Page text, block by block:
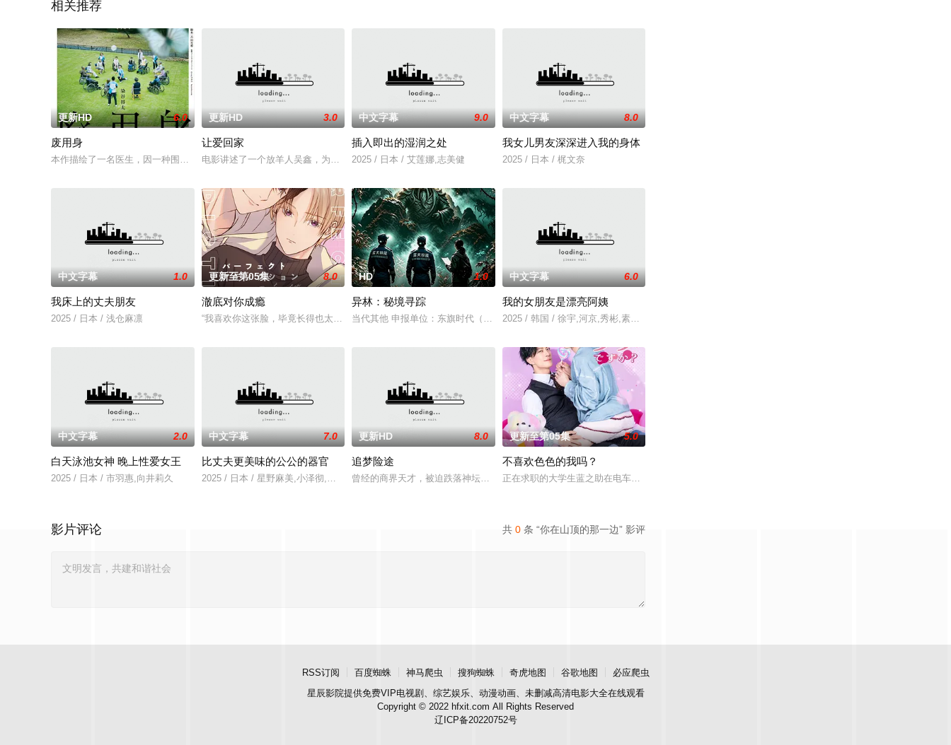
相关推荐
更新HD 6.0
废用身
本作描绘了一名医生，因一种围绕“废用身”——因瘫痪等原因已无恢复可能的四肢——的治疗方法，而一步步踏入在追求理想
更新HD 3.0
让爱回家
电影讲述了一个放羊人吴鑫，为两只羊和他人发生冲突，失手将对方打死，被判处无期徒刑后，吴鑫在监狱的十几年间，一直表
中文字幕 9.0
插入即出的湿润之处
2025 / 日本 / 艾莲娜,志美健
中文字幕 8.0
我女儿男友深深进入我的身体
2025 / 日本 / 梶文奈
中文字幕 1.0
我床上的丈夫朋友
2025 / 日本 / 浅仓麻凛
更新至第05集 8.0
澈底对你成瘾
“我喜欢你这张脸，毕竟长得也太好看了吧。”
HD 1.0
异林：秘境寻踪
当代其他 申报单位：东旗时代（北京）影视文化传媒有限公司
中文字幕 6.0
我的女朋友是漂亮阿姨
2025 / 韩国 / 徐宇,河京,秀彬,素美,崔敏浩,时宇,金东宇,韩蔚
中文字幕 2.0
白天泳池女神 晚上性爱女王
2025 / 日本 / 市羽惠,向井莉久
中文字幕 7.0
比丈夫更美味的公公的器官
2025 / 日本 / 星野麻美,小泽彻,有村望海
更新HD 8.0
追梦险途
曾经的商界天才，被迫跌落神坛。被那微不足道的成就麻醉过后他该如何面对现实，能改变他的命运的是谁？什么才是生命价值
更新至第05集 5.0
不喜欢色色的我吗？
正在求职的大学生蓝之助在电车上遭遇危机，幸得帅气大叔奥海出手相救，蓝之助因此悄然心动。然而，当他
共 0 条 “你在山顶的那一边” 影评
影片评论
RSS订阅 百度蜘蛛 神马爬虫 搜狗蜘蛛 奇虎地图 谷歌地图
必应爬虫
星辰影院提供免费VIP电视剧、综艺娱乐、动漫动画、未删减高清电影大全在线观看
Copyright © 2022 hfxit.com All Rights Reserved
辽ICP备20220752号